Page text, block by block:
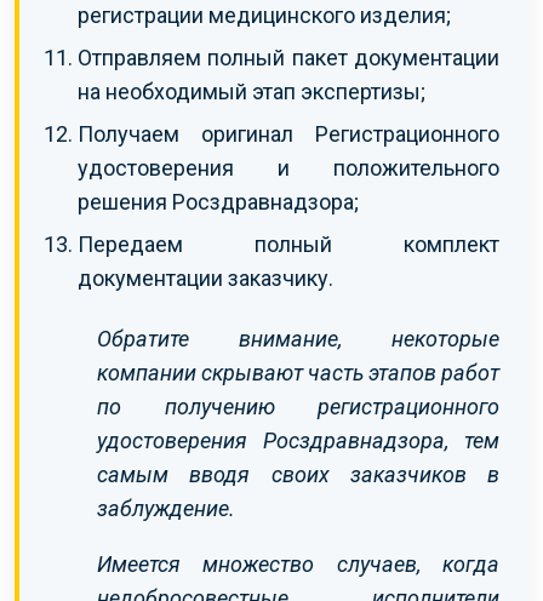
регистрации медицинского изделия;
Отправляем полный пакет документации
на необходимый этап экспертизы;
Получаем оригинал Регистрационного
удостоверения и положительного
решения Росздравнадзора;
Передаем полный комплект
документации заказчику.
Обратите внимание, некоторые
компании скрывают часть этапов работ
по получению регистрационного
удостоверения Росздравнадзора, тем
самым вводя своих заказчиков в
заблуждение.
Имеется множество случаев, когда